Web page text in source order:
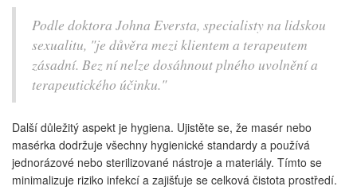
Podle doktora Johna Eversta, specialisty na lidskou
sexualitu, "je důvěra mezi klientem a terapeutem
zásadní. Bez ní nelze dosáhnout plného uvolnění a
terapeutického účinku."
Další důležitý aspekt je hygiena. Ujistěte se, že masér nebo
masérka dodržuje všechny hygienické standardy a používá
jednorázové nebo sterilizované nástroje a materiály. Tímto se
minimalizuje riziko infekcí a zajišťuje se celková čistota prostředí.